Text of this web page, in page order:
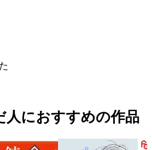
人におすすめの作品